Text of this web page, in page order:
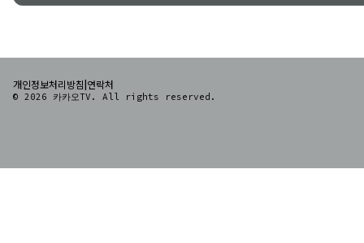
개인정보처리방침 연락처
© 2026 카카오TV. All rights reserved.